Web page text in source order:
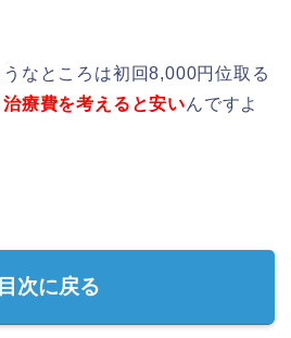
なところは初回8,000円位取る
治療費を考えると安いんですよ
目次に戻る